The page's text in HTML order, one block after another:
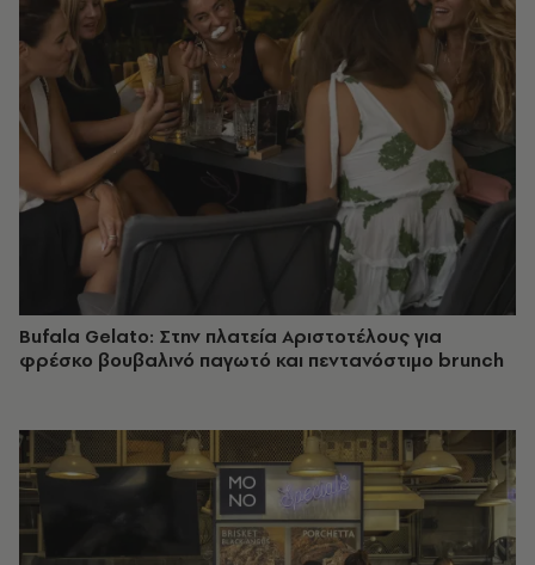
Bufala Gelato: Στην πλατεία Αριστοτέλους για
φρέσκο βουβαλινό παγωτό και πεντανόστιμο brunch